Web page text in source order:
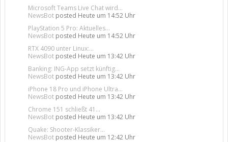
Microsoft Teams Live Chat wird...
NewsBot posted Heute um 14:52 Uhr
PlayStation 5 Pro: Aktuelles...
NewsBot posted Heute um 14:52 Uhr
RTX 4090 unter Linux:...
NewsBot posted Heute um 13:42 Uhr
Banking: ING-App setzt künftig...
NewsBot posted Heute um 13:42 Uhr
iPhone 18 Pro und iPhone Ultra...
NewsBot posted Heute um 13:42 Uhr
Chrome 151 schließt 41...
NewsBot posted Heute um 13:42 Uhr
Quake: Shooter-Klassiker...
NewsBot posted Heute um 12:42 Uhr